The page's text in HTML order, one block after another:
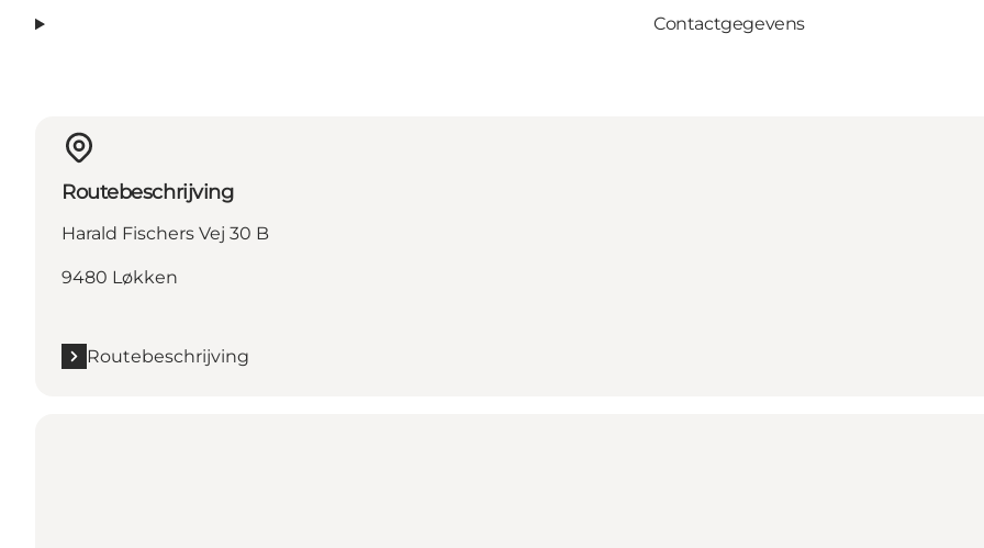
Contactgegevens
Routebeschrijving
Harald Fischers Vej 30 B
9480 Løkken
Routebeschrijving